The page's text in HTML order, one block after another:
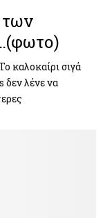
των
καλοκαίρι σιγά
δεν λένε να